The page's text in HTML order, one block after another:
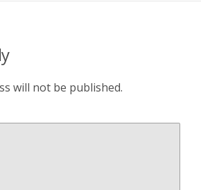
will not be published.